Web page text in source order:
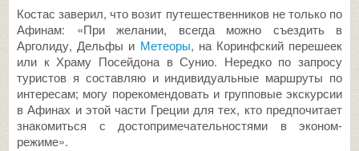
Костас заверил, что возит путешественников не только по
Афинам: «При желании, всегда можно съездить в
Арголиду, Дельфы и Метеоры, на Коринфский перешеек
или к Храму Посейдона в Сунио. Нередко по запросу
туристов я составляю и индивидуальные маршруты по
интересам; могу порекомендовать и групповые экскурсии
в Афинах и этой части Греции для тех, кто предпочитает
знакомиться с достопримечательностями в эконом-
режиме».